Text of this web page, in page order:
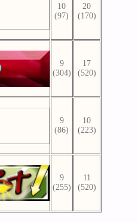
10
(97)
20
(170)
9
(304)
17
(520)
9
(86)
10
(223)
9
(255)
11
(520)